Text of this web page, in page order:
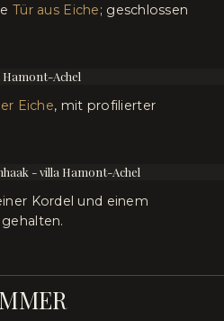
Tür aus Eiche; geschlossen
Eiche, mit profilierter
Kordel und einem